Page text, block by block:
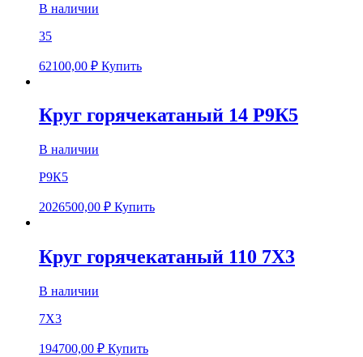
В наличии
35
62100,00 ₽ Купить
Круг горячекатаный 14 Р9К5
В наличии
Р9К5
2026500,00 ₽ Купить
Круг горячекатаный 110 7Х3
В наличии
7Х3
194700,00 ₽ Купить